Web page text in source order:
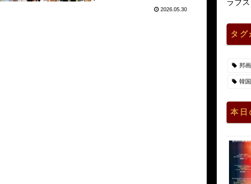
2026.05.30
ラブ
タ
邦画
韓国
本日